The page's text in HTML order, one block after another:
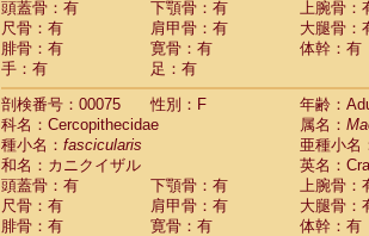
頭蓋骨：有
下顎骨：有
上腕骨：
尺骨：有
肩甲骨：有
大腿骨：
腓骨：有
寛骨：有
体幹：有
手：有
足：有
剖検番号：00075
性別：F
年齢：
科名：Cercopithecidae
属名：
種小名： fascicularis
亜種小名
和名：カニクイザル
英名：
頭蓋骨：有
下顎骨：有
上腕骨：
尺骨：有
肩甲骨：有
大腿骨：
腓骨：有
寛骨：有
体幹：有